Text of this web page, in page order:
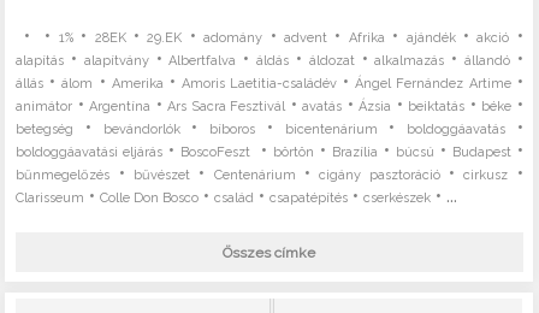
• • 1%• 28EK•29.EK •adomány •advent • Afrika • ajándék•akció •
alapítás • alapítvány•Albertfalva •áldás • áldozat •alkalmazás • állandó•
állás •álom • Amerika • Amoris Laetitia-családév •Ángel Fernández Artime•
animátor •Argentína •Ars Sacra Fesztivál •avatás •Ázsia • beiktatás • béke •
betegség • bevándorlók• bíboros • bicentenárium • boldoggáavatás•
boldoggáavatási eljárás • BoscoFeszt • börtön • Brazília • búcsú • Budapest •
bűnmegelőzés • bűvészet • Centenárium •cigány pasztoráció•cirkusz •
Clarisseum •Colle Don Bosco •család •csapatépítés •cserkészek • ...
Összes címke